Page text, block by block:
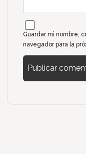
Guardar mi nombre,
navegador para la